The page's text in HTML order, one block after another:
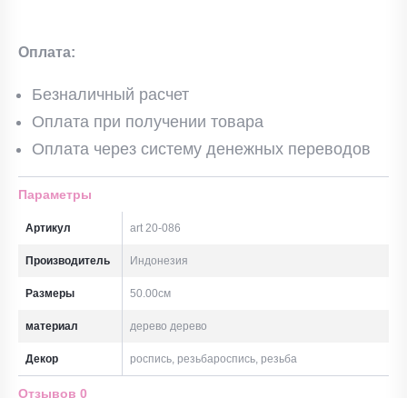
Оплата:
Безналичный расчет
Оплата при получении товара
Оплата через систему денежных переводов
Параметры
Артикул art 20-086
Производитель Индонезия
Размеры 50.00см
материал дерево дерево
Декор роспись, резьбароспись, резьба
Отзывов 0